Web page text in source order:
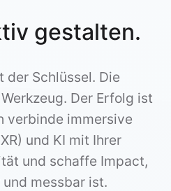
gestalten.
der Schlüssel. Die
Der Erfolg ist
verbinde immersive
und KI mit Ihrer
und schaffe Impact,
messbar ist.